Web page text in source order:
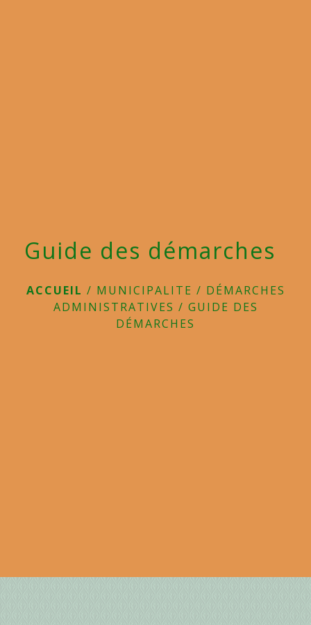
Guide des démarches
ACCUEIL / MUNICIPALITE / DÉMARCHES
ADMINISTRATIVES / GUIDE DES
DÉMARCHES